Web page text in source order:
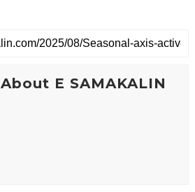
About E SAMAKALIN